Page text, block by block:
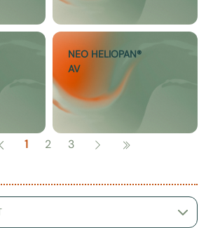
NEO HELIOPAN®
AV
1 2 3